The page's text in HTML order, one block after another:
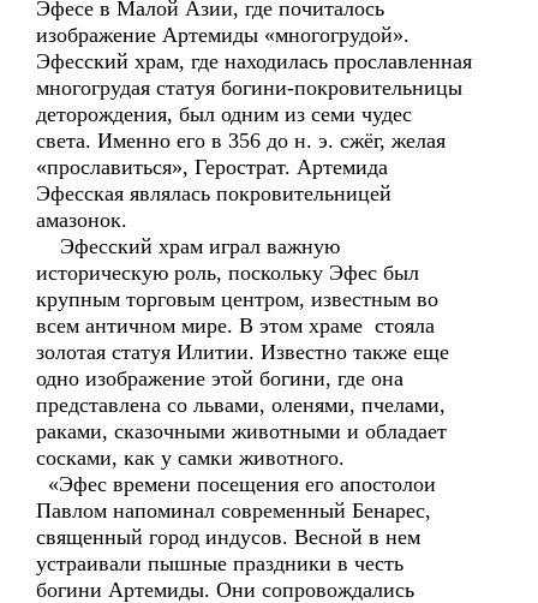
Эфесе в Малой Азии, где почиталось
изображение Артемиды «многогрудой».
Эфесский храм, где находилась прославленная
многогрудая статуя богини-покровительницы
деторождения, был одним из семи чудес
света. Именно его в 356 до н. э. сжёг, желая
«прославиться», Герострат. Артемида
Эфесская являлась покровительницей
амазонок.
Эфесский храм играл важную
историческую роль, поскольку Эфес был
крупным торговым центром, известным во
всем античном мире. В этом храме стояла
золотая статуя Илитии. Известно также еще
одно изображение этой богини, где она
представлена со львами, оленями, пчелами,
раками, сказочными животными и обладает
сосками, как у самки животного.
«Эфес времени посещения его апостолои
Павлом напоминал современный Бенарес,
священный город индусов. Весной в нем
устраивали пышные праздники в честь
богини Артемиды. Они сопровождались